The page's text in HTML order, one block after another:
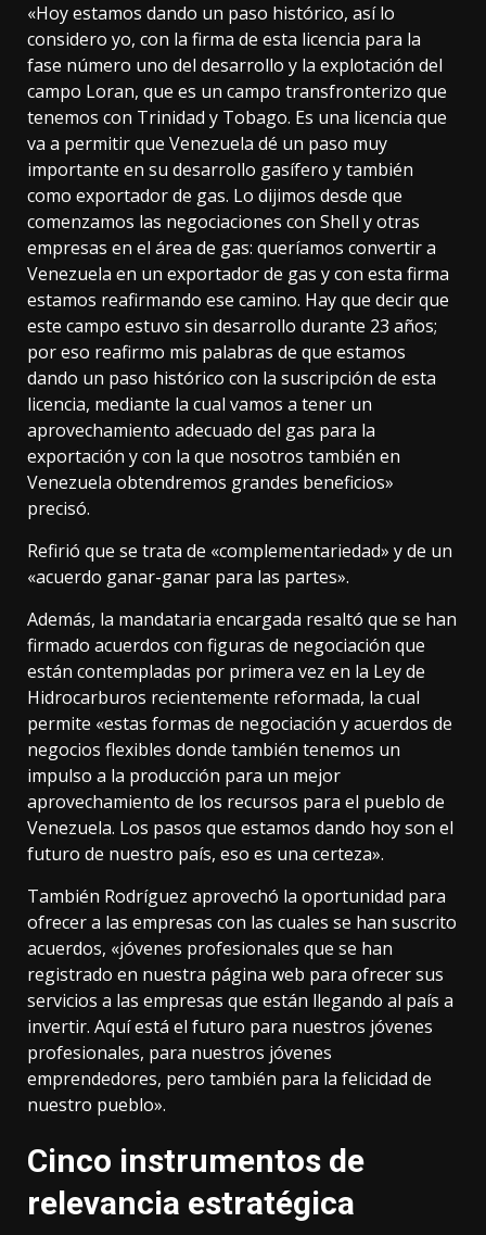
«Hoy estamos dando un paso histórico, así lo
considero yo, con la firma de esta licencia para la
fase número uno del desarrollo y la explotación del
campo Loran, que es un campo transfronterizo que
tenemos con Trinidad y Tobago. Es una licencia que
va a permitir que Venezuela dé un paso muy
importante en su desarrollo gasífero y también
como exportador de gas. Lo dijimos desde que
comenzamos las negociaciones con Shell y otras
empresas en el área de gas: queríamos convertir a
Venezuela en un exportador de gas y con esta firma
estamos reafirmando ese camino. Hay que decir que
este campo estuvo sin desarrollo durante 23 años;
por eso reafirmo mis palabras de que estamos
dando un paso histórico con la suscripción de esta
licencia, mediante la cual vamos a tener un
aprovechamiento adecuado del gas para la
exportación y con la que nosotros también en
Venezuela obtendremos grandes beneficios»
precisó.
Refirió que se trata de «complementariedad» y de un
«acuerdo ganar-ganar para las partes».
Además, la mandataria encargada resaltó que se han
firmado acuerdos con figuras de negociación que
están contempladas por primera vez en la Ley de
Hidrocarburos recientemente reformada, la cual
permite «estas formas de negociación y acuerdos de
negocios flexibles donde también tenemos un
impulso a la producción para un mejor
aprovechamiento de los recursos para el pueblo de
Venezuela. Los pasos que estamos dando hoy son el
futuro de nuestro país, eso es una certeza».
También Rodríguez aprovechó la oportunidad para
ofrecer a las empresas con las cuales se han suscrito
acuerdos, «jóvenes profesionales que se han
registrado en nuestra página web para ofrecer sus
servicios a las empresas que están llegando al país a
invertir. Aquí está el futuro para nuestros jóvenes
profesionales, para nuestros jóvenes
emprendedores, pero también para la felicidad de
nuestro pueblo».
Cinco instrumentos de
relevancia estratégica